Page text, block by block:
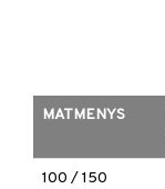
MATMENYS
100 / 150